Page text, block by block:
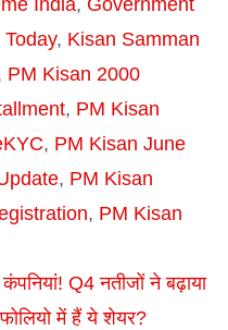
, Kisan Samman
PM Kisan 2000
, PM Kisan
, PM Kisan June
, PM Kisan
, PM Kisan
Q4 नतीजों ने बढ़ाया
में हैं ये शेयर?